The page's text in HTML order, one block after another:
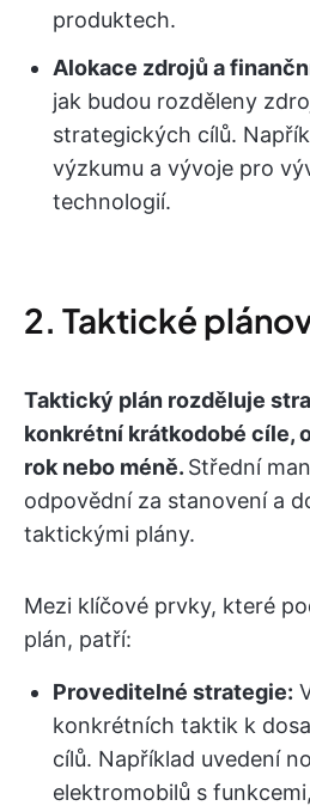
produktech.
Alokace zdrojů a
jak budou rozděleny
strategických cílů.
výzkumu a vývoje pro
technologií.
2. Taktické
Taktický plán rozděluje
konkrétní krátkodobé cíle,
rok nebo méně. Střední
odpovědní za stanovení a
taktickými plány.
Mezi klíčové prvky, které
plán, patří:
Proveditelné strategie:
konkrétních taktik k
cílů. Například uvedení
elektromobilů s